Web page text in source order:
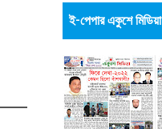
ই-পেপার একুশে মিডিয়া